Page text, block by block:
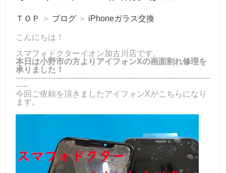
ＴＯＰ ＞ ブログ ＞ iPhoneガラス交換
こんにちは！
スマフォドクターイオン加古川店です。
本日は小野市の方よりアイフォンXの画面割れ修理を
承りました！
-----------------------------------------------------------------------------
-----
今回ご依頼を頂きましたアイフォンXがこちらになり
ます。